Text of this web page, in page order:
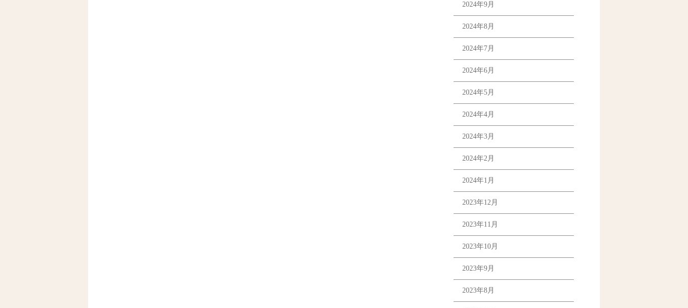
2024年9月
2024年8月
2024年7月
2024年6月
2024年5月
2024年4月
2024年3月
2024年2月
2024年1月
2023年12月
2023年11月
2023年10月
2023年9月
2023年8月